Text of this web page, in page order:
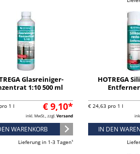
Glasreiniger-
1:10 500 ml
€ 9,10*
1 l
inkl. MwSt., zzgl. Versand
WARENKORB
Lieferung in 1-3 Tagen¹
HOTREGA
€ 24,63 pro 1 l
IN DEN